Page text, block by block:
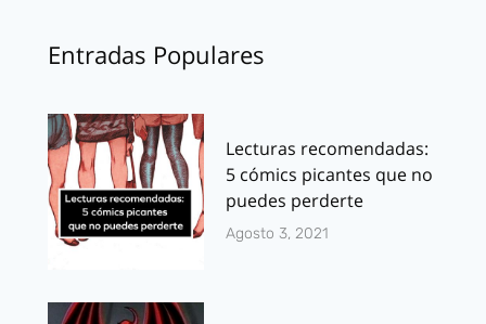
Entradas Populares
Lecturas recomendadas:
5 cómics picantes que no
puedes perderte
Agosto 3, 2021